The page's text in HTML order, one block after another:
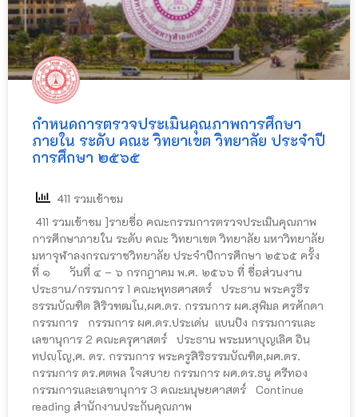
กำหนดการตรวจประเมินคุณภาพการศึกษา
ภายใน ระดับ คณะ วิทยาเขต วิทยาลัย ประจำปี
การศึกษา ๒๕๖๕
411 รวมเข้าชม
411 รวมเข้าชม ]รายชื่อ คณะกรรมการตรวจประเมินคุณภาพ
การศึกษาภายใน ระดับ คณะ วิทยาเขต วิทยาลัย มหาวิทยาลัย
มหาจุฬาลงกรณราชวิทยาลัย ประจำปีการศึกษา ๒๕๖๕ ครั้ง
ที่ ๑ วันที่ ๔ – ๖ กรกฎาคม พ.ศ. ๒๕๖๖ ที่ ชื่อส่วนงาน
ประธาน/กรรมการ 1 คณะพุทธศาสตร์ ประธาน พระครูธีร
ธรรมบัณฑิต สิริวฑฒโน,ผศ.ดร. กรรมการ ผศ.สุพิมล ศรศักดา
กรรมการ กรรมการ ผศ.ดร.ประเด่น แบนปิง กรรมการและ
เลขานุการ 2 คณะครุศาสตร์ ประธาน พระมหาบุญเลิศ อินฺ
ทปญฺโญ,ศ. ดร. กรรมการ พระครูสิริธรรมบัณฑิต,ผศ.ดร.
กรรมการ ดร.ศตพล ใจสบาย กรรมการ ผศ.ดร.ธนู ศรีทอง
กรรมการและเลขานุการ 3 คณะมนุษยศาสตร์ Continue
reading สำนักงานประกันคุณภาพ